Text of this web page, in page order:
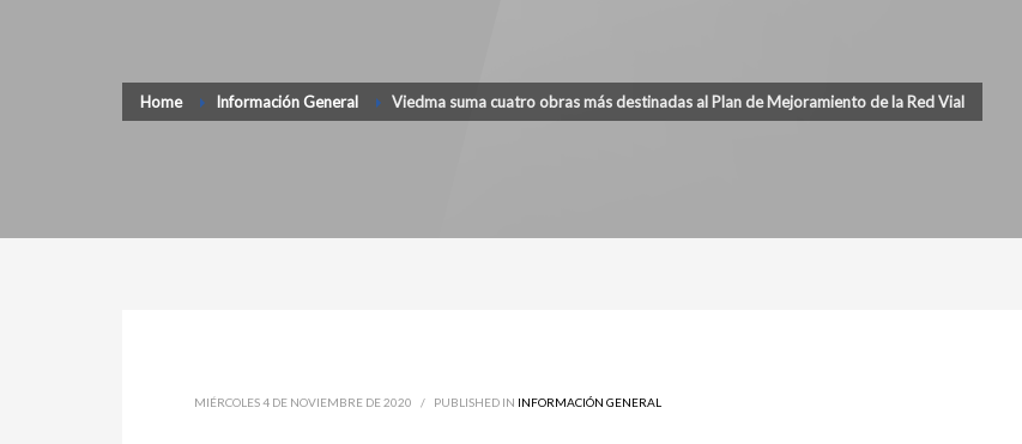
Home Información General Viedma suma cuatro obras más destinadas al Plan de Mejoramiento de la Red Vial
MIÉRCOLES 4 DE NOVIEMBRE DE 2020 / PUBLISHED IN INFORMACIÓN GENERAL